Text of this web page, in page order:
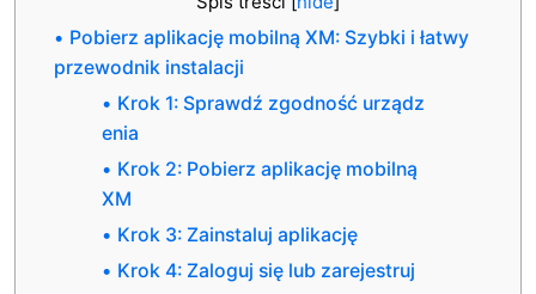
Pobierz aplikację mobilną XM: Szybki i łatwy
przewodnik instalacji
Krok 1: Sprawdź zgodność urządz
enia
Krok 2: Pobierz aplikację mobilną
XM
Krok 3: Zainstaluj aplikację
Krok 4: Zaloguj się lub zarejestruj